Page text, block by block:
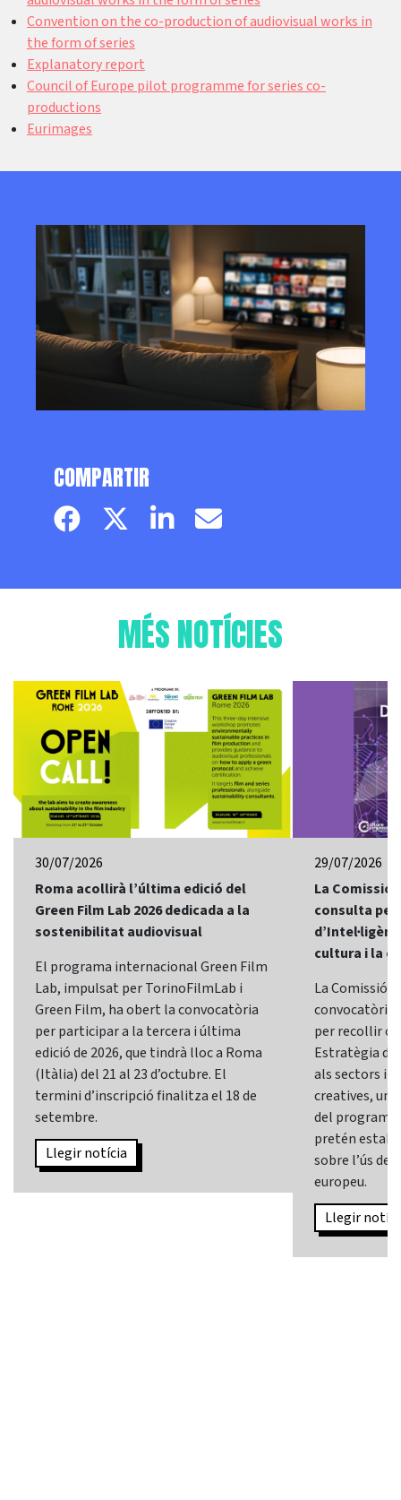
Convention on the co-production of audiovisual works in
the form of series
Explanatory report
Council of Europe pilot programme for series co-
productions
Eurimages
COMPARTIR
Facebook pageTwitter page
LinkedinEmail
MÉS NOTÍCIES
30/07/2026
Roma acollirà l’última edició del
Green Film Lab 2026 dedicada a la
sostenibilitat audiovisual
El programa internacional Green Film
Lab, impulsat per TorinoFilmLab i
Green Film, ha obert la convocatòria
per participar a la tercera i última
edició de 2026, que tindrà lloc a Roma
(Itàlia) del 21 al 23 d’octubre. El
termini d’inscripció finalitza el 18 de
setembre.
Llegir notícia
29/07/2026
La Comissió
consulta
cultura i la
La Comissió
convocatòria
per recollir
Estratègia
als sectors i
creatives,
del programa
pretén
sobre l’ús de
europeu.
Llegir